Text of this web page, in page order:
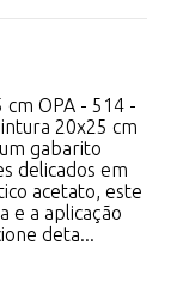
OPA - 514 -
20x25 cm
gabarito
delicados em
acetato, este
e a aplicação
deta...